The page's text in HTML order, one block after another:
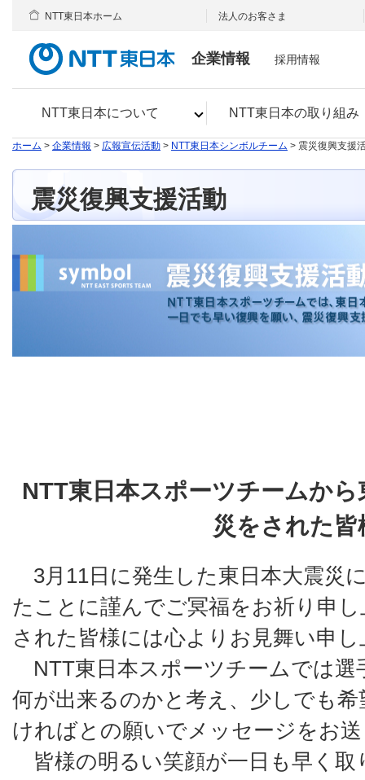
企業情報
NTT東日本について NTT東日本の取り組み
NTT東日本ホーム 法人のお客さま
採用情報
ホーム > 企業情報 > 広報宣伝活動 > NTT東日本シンボルチーム > 震災復興支援
震災復興支援活動
NTT東日本スポーツチームか
災をされた皆
3月11日に発生した東日本大震災
たことに謹んでご冥福をお祈り申
された皆様には心よりお見舞い申
NTT東日本スポーツチームでは選
何が出来るのかと考え、少しでも
ければとの願いでメッセージをお
皆様の明るい笑顔が一日も早く取